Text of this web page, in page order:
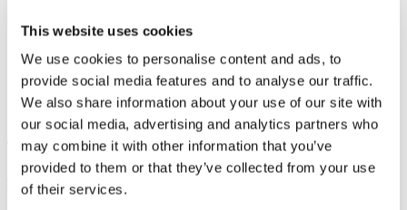
This website uses cookies
We use cookies to personalise content and ads, to
provide social media features and to analyse our traffic.
We also share information about your use of our site with
our social media, advertising and analytics partners who
may combine it with other information that you’ve
provided to them or that they’ve collected from your use
of their services.
Articoli e Interviste
Contatti
Tel. +39 320 57 80 986
Email segreteria@federturismo.it
Come aderire
Login